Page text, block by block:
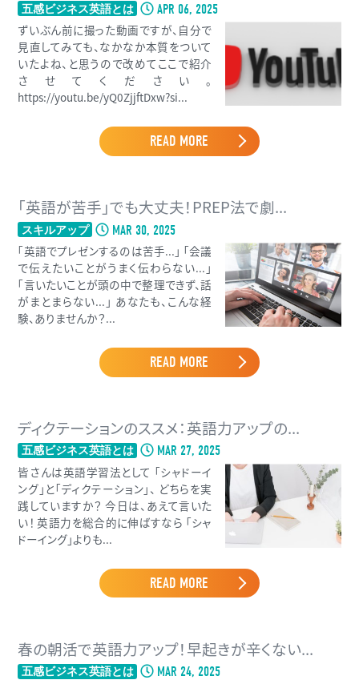
五感ビジネス英語とは APR 06, 2025
ずいぶん前に撮った動画ですが、自分で
見直してみても、なかなか本質をついて
いたよね、と思うので改めてここで紹介
させてください。
https://youtu.be/yQ0ZjjftDxw?si...
READ MORE
「英語が苦手」でも大丈夫！PREP法で劇...
スキルアップ MAR 30, 2025
「英語でプレゼンするのは苦手...」 「会議
で伝えたいことがうまく伝わらない...」
「言いたいことが頭の中で整理できず、話
がまとまらない...」 あなたも、こんな経
験、ありませんか？...
READ MORE
ディクテーションのススメ：英語力アップの...
五感ビジネス英語とは MAR 27, 2025
皆さんは英語学習法として 「シャドーイ
ング」と「ディクテーション」、 どちらを実
践していますか？ 今日は、あえて言いた
い！ 英語力を総合的に伸ばすなら 「シャ
ドーイング」よりも...
READ MORE
春の朝活で英語力アップ！早起きが辛くない...
五感ビジネス英語とは MAR 24, 2025